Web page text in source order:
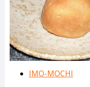
IMO-MOCHI